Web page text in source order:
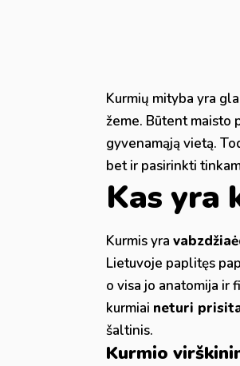
Kurmių mityba yra
žeme. Būtent maisto
gyvenamąją vietą.
bet ir pasirinkti
Kas yra
Kurmis yra
Lietuvoje paplitęs
o visa jo anatomija ir
kurmiai neturi
šaltinis.
Kurmio